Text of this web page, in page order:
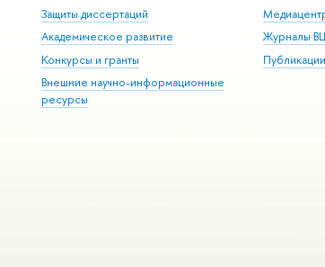
Защиты диссертаций
Академическое развитие
Конкурсы и гранты
Внешние научно-информационные
ресурсы
Журналы
Публикации